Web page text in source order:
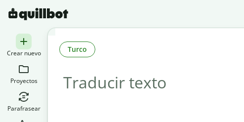
Crear nuevo
Proyectos
Parafrasear
Turco